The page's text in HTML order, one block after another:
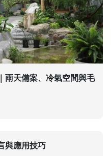
雨天備案、冷氣空間與毛
與應用技巧